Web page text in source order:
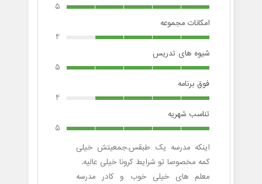
5
امکانات مجموعه
4
شیوه های تدریس
5
فوق برنامه
4
تناسب شهریه
5
اینکه مدرسه یک طبقس.جمعیتش خیلی
کمه مخصوصا تو شرایط کرونا خیلی عالیه.
معلم های خیلی خوب و کادر مدرسه